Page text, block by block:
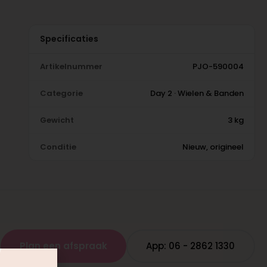
Specificaties
Artikelnummer PJO-590004
Categorie Day 2 · Wielen & Banden
Gewicht 3 kg
Conditie Nieuw, origineel
Plan een afspraak App: 06 - 2862 1330